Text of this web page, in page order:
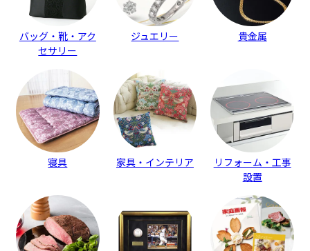
バッグ・靴・アク
セサリー
ジュエリー 貴金属
寝具 家具・インテリア
リフォーム・工事
設置